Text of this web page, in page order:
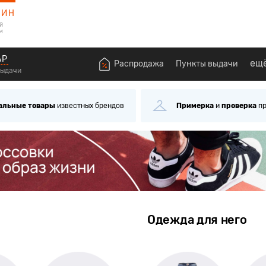
Распродажа Пункты выдачи
Примеркаипроверка при получении Самовывоз
Одежда для него